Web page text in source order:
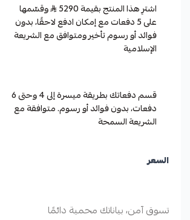
اشترِ هذا المنتج بقيمة 5290
وقسّمها
على 5 دفعات مع إمكان ادفع لاحقًا، بدون
فوائد أو رسوم تأخير ومتوافق مع الشريعة
الإسلامية
قسم دفعاتك بطريقة ميسرة إلى 4 وحتى 6
دفعات، بدون فوائد أو رسوم. متوافقة مع
الشريعة السمحة
السعر
تسوق آمن، بياناتك محمية دائمًا